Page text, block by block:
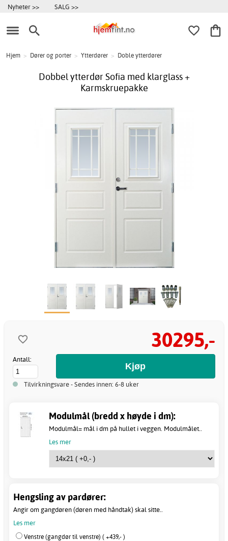
Nyheter >> SALG >>
Hjem > Dører og porter > Ytterdører > Doble ytterdører
Dobbel ytterdør Sofia med klarglass +
Karmskruepakke
30295,-
Antall:
Tilvirkningsvare - Sendes innen: 6-8 uker
Modulmål (bredd x høyde i dm):
Modulmål= mål i dm på hullet i veggen. Modulmålet..
Les mer
Hengsling av pardører:
Angir om gangdøren (døren med håndtak) skal sitte..
Les mer
Venstre (gangdør til venstre) ( +439,- )